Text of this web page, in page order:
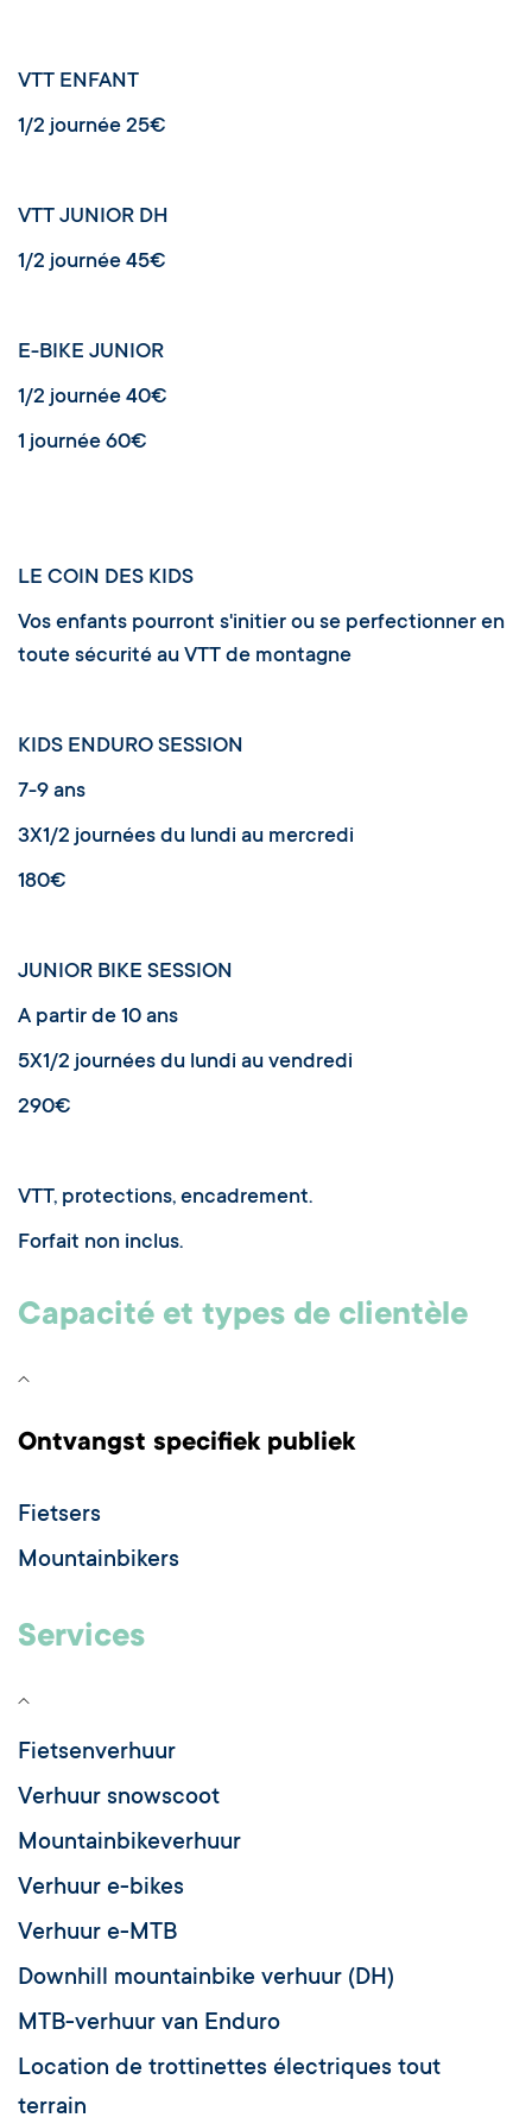
VTT ENFANT
1/2 journée 25€
VTT JUNIOR DH
1/2 journée 45€
E-BIKE JUNIOR
1/2 journée 40€
1 journée 60€
LE COIN DES KIDS
Vos enfants pourront s'initier ou se perfectionner en
toute sécurité au VTT de montagne
KIDS ENDURO SESSION
7-9 ans
3X1/2 journées du lundi au mercredi
180€
JUNIOR BIKE SESSION
A partir de 10 ans
5X1/2 journées du lundi au vendredi
290€
VTT, protections, encadrement.
Forfait non inclus.
Capacité et types de clientèle
Ontvangst specifiek publiek
Fietsers
Mountainbikers
Services
Fietsenverhuur
Verhuur snowscoot
Mountainbikeverhuur
Verhuur e-bikes
Verhuur e-MTB
Downhill mountainbike verhuur (DH)
MTB-verhuur van Enduro
Location de trottinettes électriques tout
terrain